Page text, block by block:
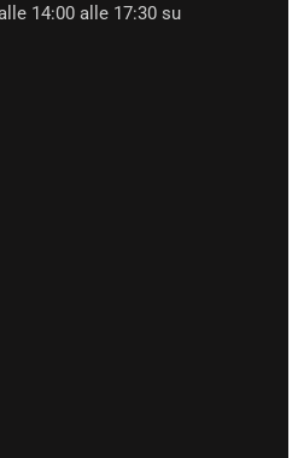
14:00 alle 17:30 su